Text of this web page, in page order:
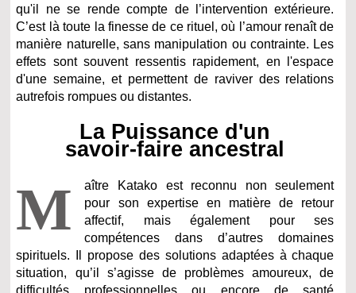
qu'il ne se rende compte de l’intervention extérieure.
C’est là toute la finesse de ce rituel, où l’amour renaît de
manière naturelle, sans manipulation ou contrainte. Les
effets sont souvent ressentis rapidement, en l'espace
d'une semaine, et permettent de raviver des relations
autrefois rompues ou distantes.
La Puissance d'un
savoir-faire ancestral
M
aître Katako est reconnu non seulement
pour son expertise en matière de retour
affectif, mais également pour ses
compétences dans d’autres domaines
spirituels. Il propose des solutions adaptées à chaque
situation, qu’il s’agisse de problèmes amoureux, de